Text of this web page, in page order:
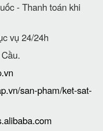
- Thanh toán khi
vụ 24/24h
san-pham/ket-sat-